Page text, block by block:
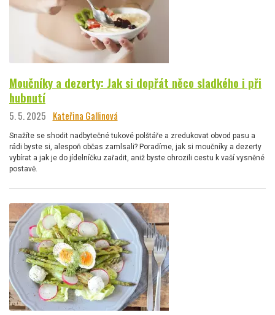
Moučníky a dezerty: Jak si dopřát něco sladkého i při
hubnutí
5. 5. 2025 Kateřina Gallinová
Snažíte se shodit nadbytečné tukové polštáře a zredukovat obvod pasu a
rádi byste si, alespoň občas zamlsali? Poradíme, jak si moučníky a dezerty
vybírat a jak je do jídelníčku zařadit, aniž byste ohrozili cestu k vaší vysněné
postavě.